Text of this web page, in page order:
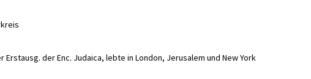
der Enc. Judaica, lebte in London, Jerusalem und New York